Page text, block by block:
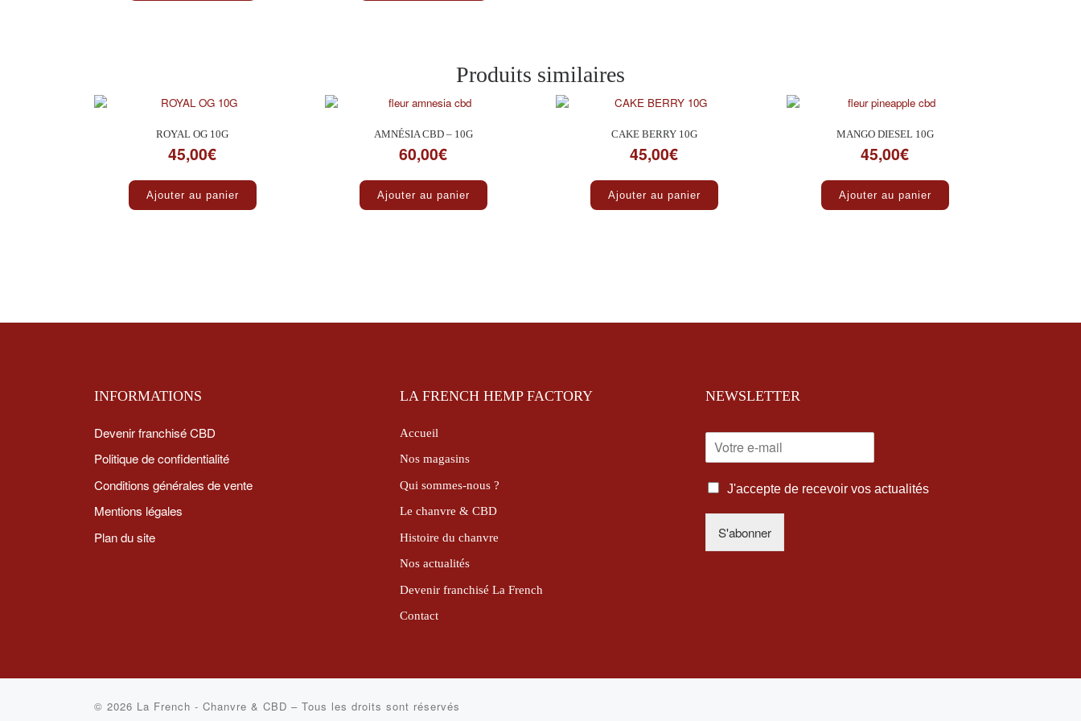
Produits similaires
ROYAL OG 10G
45,00€
Ajouter au panier
AMNÉSIA CBD – 10G
60,00€
Ajouter au panier
CAKE BERRY 10G
45,00€
Ajouter au panier
MANGO DIESEL 10G
45,00€
Ajouter au panier
INFORMATIONS
Devenir franchisé CBD
Politique de confidentialité
Conditions générales de vente
Mentions légales
Plan du site
LA FRENCH HEMP FACTORY
Accueil
Nos magasins
Qui sommes-nous ?
Le chanvre & CBD
Histoire du chanvre
Nos actualités
Devenir franchisé La French
Contact
NEWSLETTER
A
F
R
L
J'accepte de recevoir vos actualités
S'abonner
© 2026 La French - Chanvre & CBD – Tous les droits sont réservés